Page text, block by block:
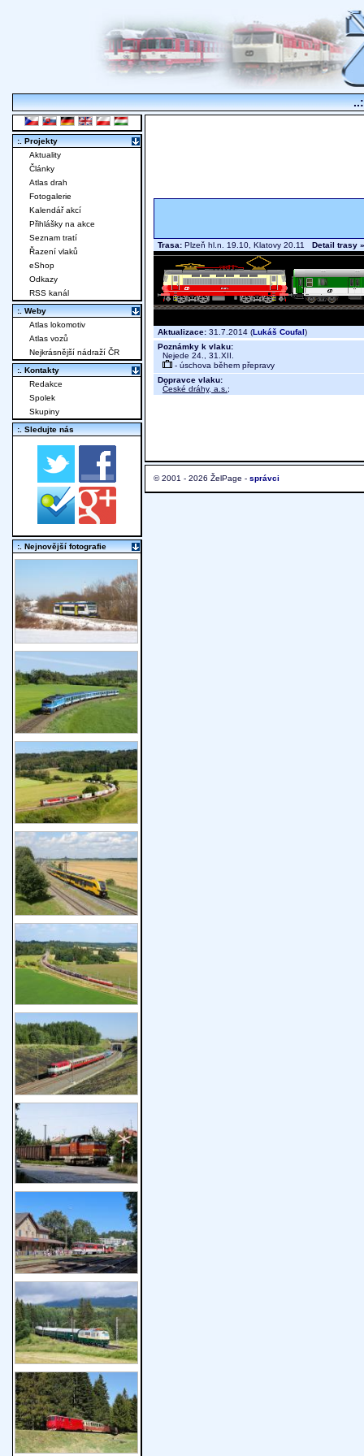
Trasa: Plzeň hl.n. 19.10, Klatovy 20.11 Detail trasy »
Aktualizace: 31.7.2014 (Lukáš Coufal)
Poznámky k vlaku:
Nejede 24., 31.XII.
- úschova během přepravy
Dopravce vlaku:
České dráhy, a.s. ;
© 2001 - 2026 ŽelPage - správci
:. Projekty
Aktuality
Články
Atlas drah
Fotogalerie
Kalendář akcí
Přihlášky na akce
Seznam tratí
Řazení vlaků
eShop
Odkazy
RSS kanál
:. Weby
Atlas lokomotiv
Atlas vozů
Nejkrásnější nádraží ČR
:. Kontakty
Redakce
Spolek
Skupiny
:. Sledujte nás
:. Nejnovější fotografie